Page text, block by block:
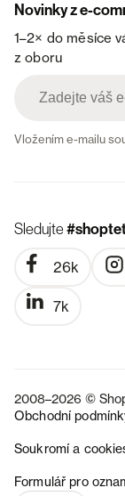
Novinky z e-
1–2× do měsíce
z oboru
Vložením e-mailu
Sledujte
26k
7k
2008–2026 ©
Obchodní
Soukromí a
Formulář pro